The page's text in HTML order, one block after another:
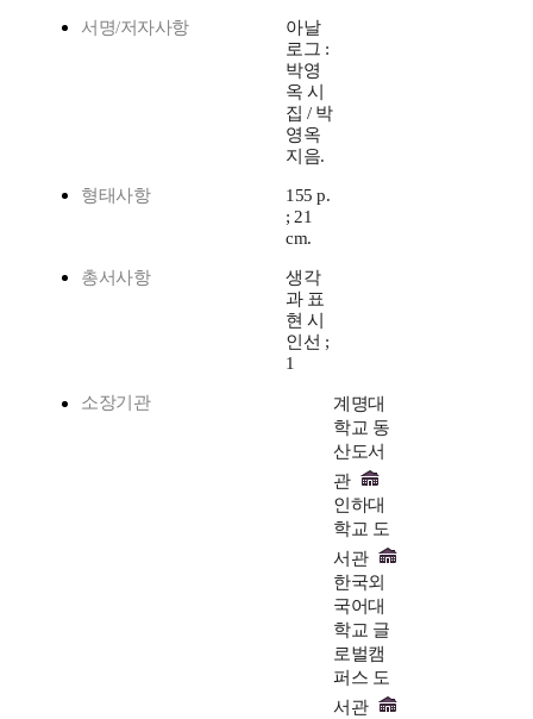
서명/저자사항
아날
로그 :
박영
옥 시
집 / 박
영옥
지음.
형태사항
155 p.
; 21
cm.
총서사항
생각
과 표
현 시
인선 ;
1
소장기관
계명대
학교 동
산도서
관
인하대
학교 도
서관
한국외
국어대
학교 글
로벌캠
퍼스 도
서관